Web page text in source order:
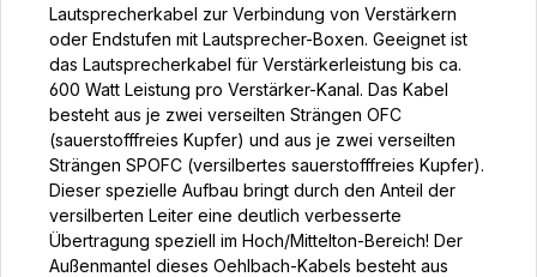
Lautsprecherkabel zur Verbindung von Verstärkern
oder Endstufen mit Lautsprecher-Boxen. Geeignet ist
das Lautsprecherkabel für Verstärkerleistung bis ca.
600 Watt Leistung pro Verstärker-Kanal. Das Kabel
besteht aus je zwei verseilten Strängen OFC
(sauerstofffreies Kupfer) und aus je zwei verseilten
Strängen SPOFC (versilbertes sauerstofffreies Kupfer).
Dieser spezielle Aufbau bringt durch den Anteil der
versilberten Leiter eine deutlich verbesserte
Übertragung speziell im Hoch/Mittelton-Bereich! Der
Außenmantel dieses Oehlbach-Kabels besteht aus